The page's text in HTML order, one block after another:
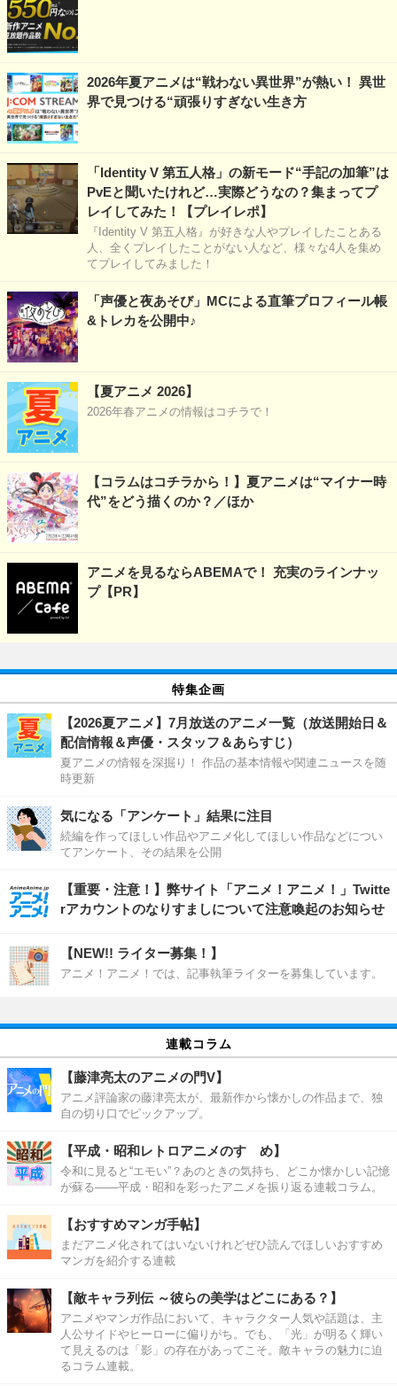
2026年夏アニメは“戦わない異世界”が熱い！ 異世
界で見つける“頑張りすぎない生き方
「Identity V 第五人格」の新モード“手記の加筆”は
PvEと聞いたけれど…実際どうなの？集まってプ
レイしてみた！【プレイレポ】
『Identity V 第五人格』が好きな人やプレイしたことある
人、全くプレイしたことがない人など、様々な4人を集め
てプレイしてみました！
「声優と夜あそび」MCによる直筆プロフィール帳
&トレカを公開中♪
【夏アニメ 2026】
2026年春アニメの情報はコチラで！
【コラムはコチラから！】夏アニメは“マイナー時
代”をどう描くのか？／ほか
アニメを見るならABEMAで！ 充実のラインナッ
プ【PR】
特集企画
【2026夏アニメ】7月放送のアニメ一覧（放送開始日＆
配信情報＆声優・スタッフ＆あらすじ）
夏アニメの情報を深掘り！ 作品の基本情報や関連ニュースを随
時更新
気になる「アンケート」結果に注目
続編を作ってほしい作品やアニメ化してほしい作品などについ
てアンケート、その結果を公開
【重要・注意！】弊サイト「アニメ！アニメ！」Twitte
rアカウントのなりすましについて注意喚起のお知らせ
【NEW!! ライター募集！】
アニメ！アニメ！では、記事執筆ライターを募集しています。
連載コラム
【藤津亮太のアニメの門V】
アニメ評論家の藤津亮太が、最新作から懐かしの作品まで、独
自の切り口でピックアップ。
【平成・昭和レトロアニメのすゝめ】
令和に見ると“エモい”？あのときの気持ち、どこか懐かしい記憶
が蘇る――平成・昭和を彩ったアニメを振り返る連載コラム。
【おすすめマンガ手帖】
まだアニメ化されてはいないけれどぜひ読んでほしいおすすめ
マンガを紹介する連載
【敵キャラ列伝 ～彼らの美学はどこにある？】
アニメやマンガ作品において、キャラクター人気や話題は、主
人公サイドやヒーローに偏りがち。でも、「光」が明るく輝い
て見えるのは「影」の存在があってこそ。敵キャラの魅力に迫
るコラム連載。